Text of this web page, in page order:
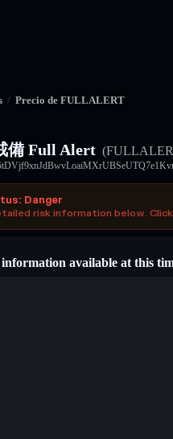
/ Precio de FULLALERT
備 Full Alert
Danger
risk information below.
available at this